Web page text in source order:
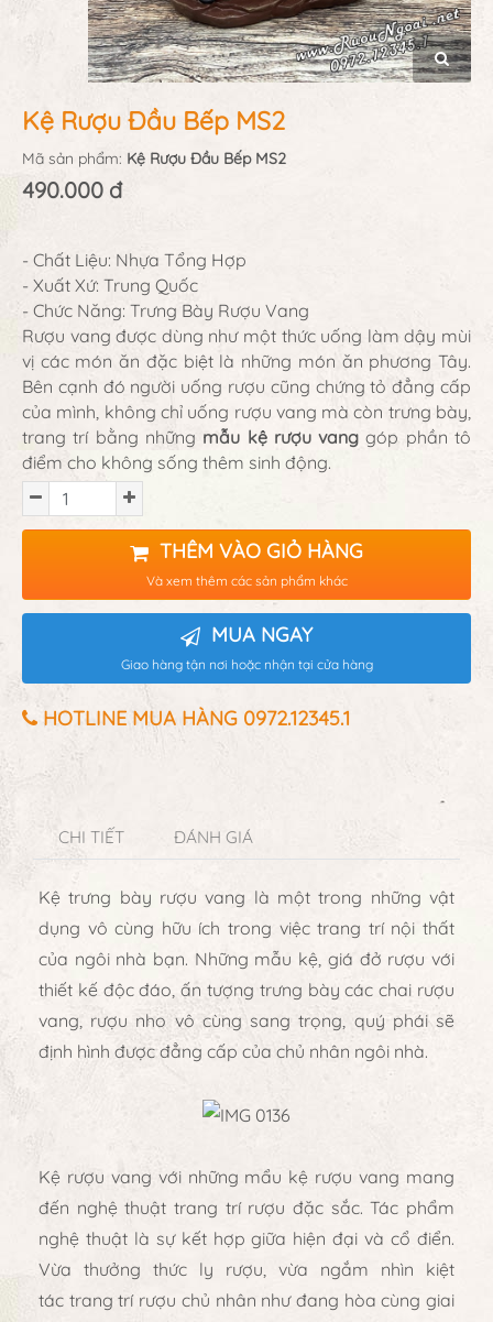
Kệ Rượu Đầu Bếp MS2
Mã sản phẩm: Kệ Rượu Đầu Bếp MS2
490.000 đ
- Chất Liệu: Nhựa Tổng Hợp
- Xuất Xứ: Trung Quốc
- Chức Năng: Trưng Bày Rượu Vang
Rượu vang được dùng như một thức uống làm dậy mùi
vị các món ăn đặc biệt là những món ăn phương Tây.
Bên cạnh đó người uống rượu cũng chứng tỏ đẳng cấp
của mình, không chỉ uống rượu vang mà còn trưng bày,
trang trí bằng những mẫu kệ rượu vang góp phần tô
điểm cho không sống thêm sinh động.
THÊM VÀO GIỎ HÀNG
Và xem thêm các sản phẩm khác
MUA NGAY
Giao hàng tận nơi hoặc nhận tại cửa hàng
HOTLINE MUA HÀNG 0972.12345.1
CHI TIẾT ĐÁNH GIÁ
Kệ trưng bày rượu vang là một trong những vật
dụng vô cùng hữu ích trong việc trang trí nội thất
của ngôi nhà bạn. Những mẫu kệ, giá đở rượu với
thiết kế độc đáo, ấn tượng trưng bày các chai rượu
vang, rượu nho vô cùng sang trọng, quý phái sẽ
định hình được đẳng cấp của chủ nhân ngôi nhà.
Kệ rượu vang với những mẩu kệ rượu vang mang
đến nghệ thuật trang trí rượu đặc sắc. Tác phẩm
nghệ thuật là sự kết hợp giữa hiện đại và cổ điển.
Vừa thưởng thức ly rượu, vừa ngắm nhìn kiệt
tác trang trí rượu chủ nhân như đang hòa cùng giai